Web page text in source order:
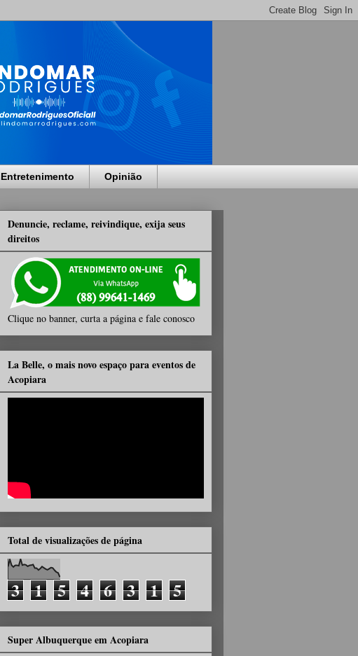
Entretenimento Opinião
Denuncie, reclame, reivindique, exija seus
direitos
Clique no banner, curta a página e fale conosco
La Belle, o mais novo espaço para eventos de
Acopiara
Total de visualizações de página
3 1 5 4 6 3 1 5
Super Albuquerque em Acopiara